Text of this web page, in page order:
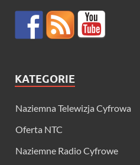
KATEGORIE
Naziemna Telewizja Cyfrowa
Oferta NTC
Naziemne Radio Cyfrowe